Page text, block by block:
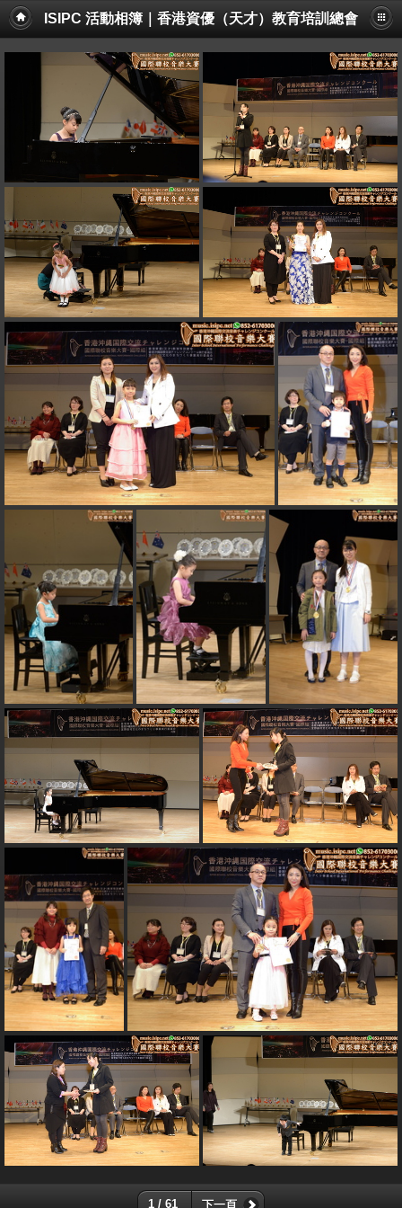
ISIPC 活動相簿｜香港資優（天才）教育培訓總會
1 / 61